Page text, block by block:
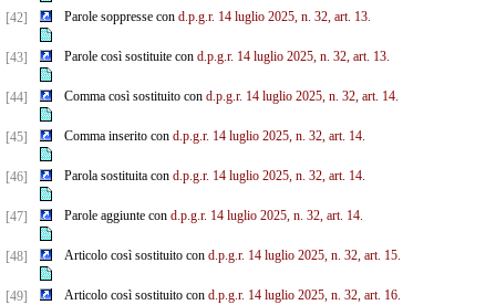
[42] Parole soppresse con d.p.g.r. 14 luglio 2025, n. 32, art. 13.
[43] Parole così sostituite con d.p.g.r. 14 luglio 2025, n. 32, art. 13.
[44] Comma così sostituito con d.p.g.r. 14 luglio 2025, n. 32, art. 14.
[45] Comma inserito con d.p.g.r. 14 luglio 2025, n. 32, art. 14.
[46] Parola sostituita con d.p.g.r. 14 luglio 2025, n. 32, art. 14.
[47] Parole aggiunte con d.p.g.r. 14 luglio 2025, n. 32, art. 14.
[48] Articolo così sostituito con d.p.g.r. 14 luglio 2025, n. 32, art. 15.
[49] Articolo così sostituito con d.p.g.r. 14 luglio 2025, n. 32, art. 16.